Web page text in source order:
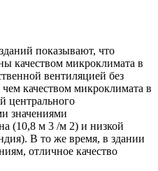
показывают, что
качеством микроклимата в
вентиляцией без
качеством микроклимата в
центрального
значениями
(10,8 м 3 /м 2) и низкой
В то же время, в здании
отличное качество